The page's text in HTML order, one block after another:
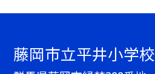
藤岡市立平井小学校